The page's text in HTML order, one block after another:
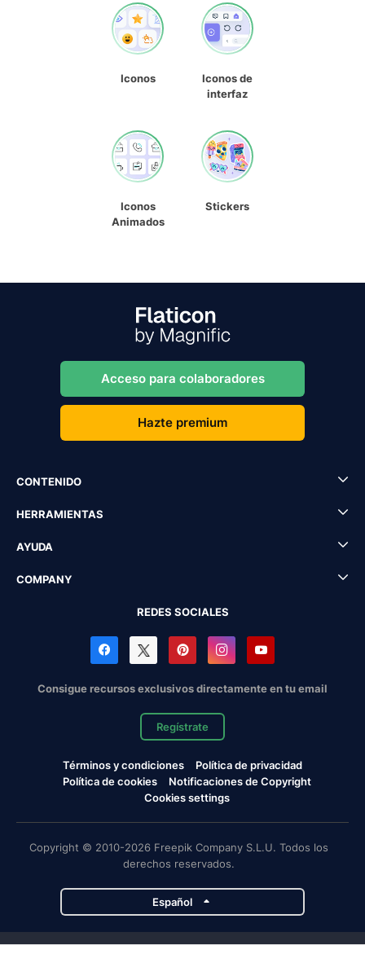
Iconos
Iconos de
interfaz
Iconos
Animados
Stickers
Acceso para colaboradores
Hazte premium
CONTENIDO
HERRAMIENTAS
AYUDA
COMPANY
REDES SOCIALES
Consigue recursos exclusivos directamente en tu email
Regístrate
Términos y condiciones
Política de privacidad
Política de cookies
Notificaciones de Copyright
Cookies settings
Copyright © 2010-2026 Freepik Company S.L.U. Todos los
derechos reservados.
Español